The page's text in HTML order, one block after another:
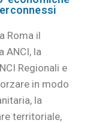
Roma il
ANCI, la
Regionali e
in modo
la
territoriale,